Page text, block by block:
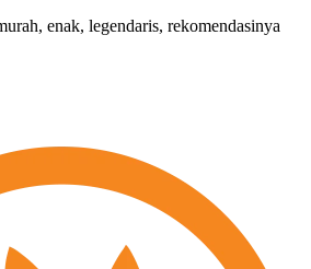
enak, legendaris, rekomendasinya